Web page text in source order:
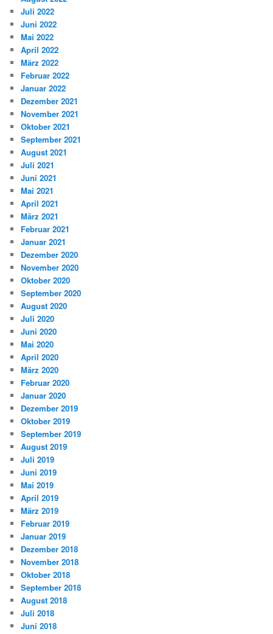
Juli 2022
Juni 2022
Mai 2022
April 2022
März 2022
Februar 2022
Januar 2022
Dezember 2021
November 2021
Oktober 2021
September 2021
August 2021
Juli 2021
Juni 2021
Mai 2021
April 2021
März 2021
Februar 2021
Januar 2021
Dezember 2020
November 2020
Oktober 2020
September 2020
August 2020
Juli 2020
Juni 2020
Mai 2020
April 2020
März 2020
Februar 2020
Januar 2020
Dezember 2019
Oktober 2019
September 2019
August 2019
Juli 2019
Juni 2019
Mai 2019
April 2019
März 2019
Februar 2019
Januar 2019
Dezember 2018
November 2018
Oktober 2018
September 2018
August 2018
Juli 2018
Juni 2018